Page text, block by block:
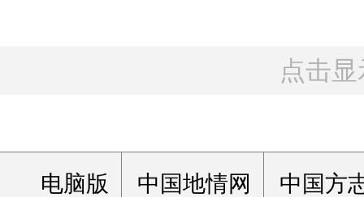
点击
电脑版 中国地情网 中国方